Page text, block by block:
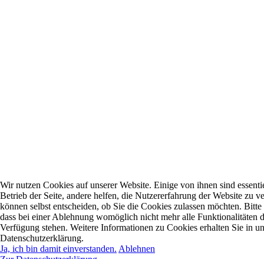
Wir nutzen Cookies auf unserer Website. Einige von ihnen sind
Betrieb der Seite, andere helfen, die Nutzererfahrung der Website zu
können selbst entscheiden, ob Sie die Cookies zulassen möchten. Bitte
dass bei einer Ablehnung womöglich nicht mehr alle Funktionalitäten
Verfügung stehen. Weitere Informationen zu Cookies erhalten Sie in
Datenschutzerklärung.
Ja, ich bin damit einverstanden. Ablehnen